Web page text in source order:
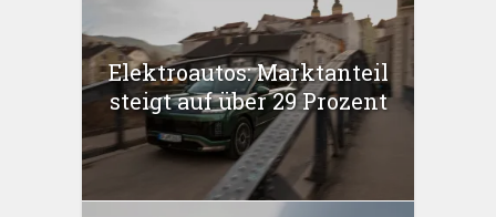
Elektroautos: Marktanteil
steigt auf über 29 Prozent